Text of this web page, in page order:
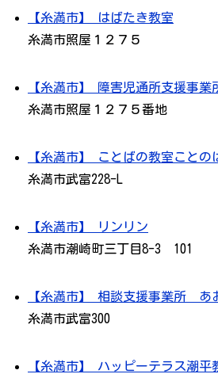
【糸満市】 はばたき教室
糸満市照屋１２７５
【糸満市】 障害児通所支援事業
糸満市照屋１２７５番地
【糸満市】 ことばの教室ことの
糸満市武富228-L
【糸満市】 リンリン
糸満市潮崎町三丁目8-3 101
【糸満市】 相談支援事業所 あ
糸満市武富300
【糸満市】 ハッピーテラス潮平